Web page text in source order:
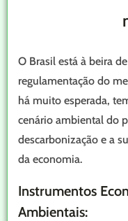
O Brasil está à beira
regulamentação do
há muito esperada,
cenário ambiental do
descarbonização e a
da economia.
Instrumentos
Ambientais: